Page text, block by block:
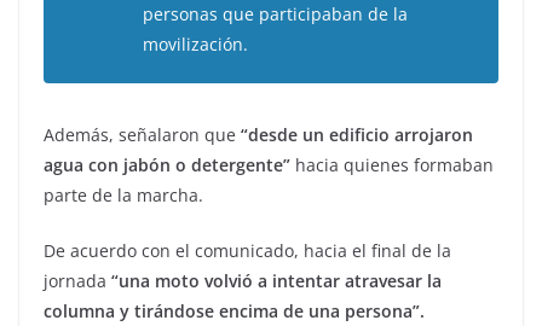
personas que participaban de la
movilización.
Además, señalaron que “desde un edificio arrojaron
agua con jabón o detergente” hacia quienes formaban
parte de la marcha.
De acuerdo con el comunicado, hacia el final de la
jornada “una moto volvió a intentar atravesar la
columna y tirándose encima de una persona”.